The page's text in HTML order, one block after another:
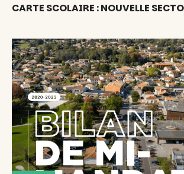
CARTE SCOLAIRE : NOUVELLE